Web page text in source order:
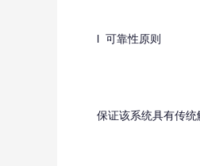
l 可靠性原则
保证该系统具有传